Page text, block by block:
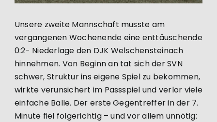
Unsere zweite Mannschaft musste am
vergangenen Wochenende eine enttäuschende
0:2- Niederlage den DJK Welschensteinach
hinnehmen. Von Beginn an tat sich der SVN
schwer, Struktur ins eigene Spiel zu bekommen,
wirkte verunsichert im Passspiel und verlor viele
einfache Bälle. Der erste Gegentreffer in der 7.
Minute fiel folgerichtig – und vor allem unnötig: